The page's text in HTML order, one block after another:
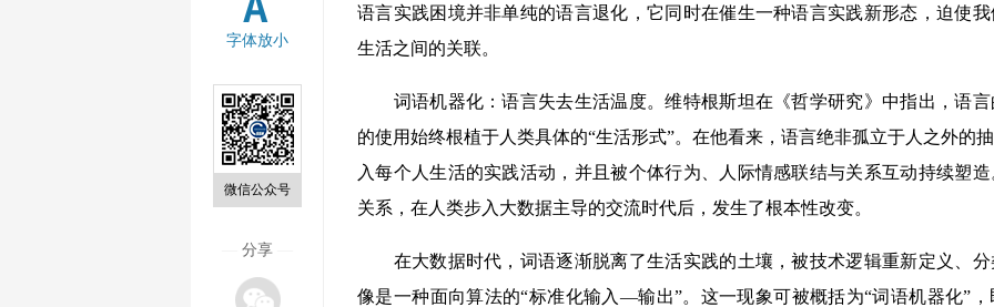
字体放小
微信公众号
分享
语言实践困境并非单纯的语言退化，它同时在催生一种语言实践新形态，迫使
生活之间的关联。
词语机器化：语言失去生活温度。维特根斯坦在《哲学研究》中指出，语言
的使用始终根植于人类具体的“生活形式”。在他看来，语言绝非孤立于人之外的
入每个人生活的实践活动，并且被个体行为、人际情感联结与关系互动持续塑
关系，在人类步入大数据主导的交流时代后，发生了根本性改变。
在大数据时代，词语逐渐脱离了生活实践的土壤，被技术逻辑重新定义、分
像是一种面向算法的“标准化输入—输出”。这一现象可被概括为“词语机器化”